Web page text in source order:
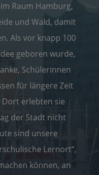
Raum Hamburg,
und Wald, damit
Als vor knapp 100
geboren wurde,
Schülerinnen
für längere Zeit
Dort erlebten sie
der Stadt nicht
sind unsere
Lernort“,
können, an